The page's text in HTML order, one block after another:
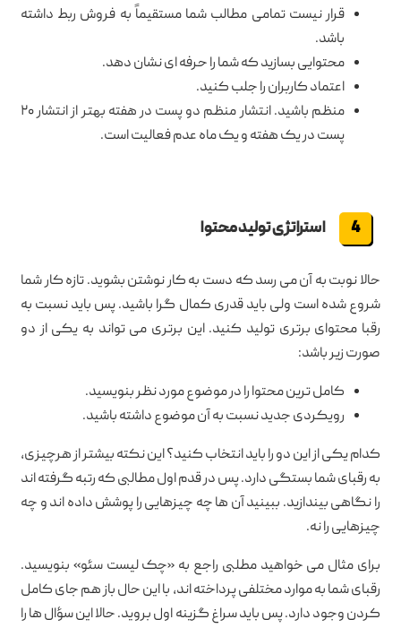
قرار نیست تمامی مطالب شما مستقیماً به فروش ربط داشته
باشد.
محتوایی بسازید که شما را حرفه ای نشان دهد.
اعتماد کاربران را جلب کنید.
منظم باشید. انتشار منظم دو پست در هفته بهتر از انتشار ۲۰
پست در یک هفته و یک ماه عدم فعالیت است.
استراتژی تولید محتوا
حالا نوبت به آن می رسد که دست به کار نوشتن بشوید. تازه کار شما
شروع شده است ولی باید قدری کمال گرا باشید. پس باید نسبت به
رقبا محتوای برتری تولید کنید. این برتری می تواند به یکی از دو
صورت زیر باشد:
کامل ترین محتوا را در موضوع مورد نظر بنویسید.
رویکردی جدید نسبت به آن موضوع داشته باشید.
کدام یکی از این دو را باید انتخاب کنید؟ این نکته بیشتر از هرچیزی،
به رقبای شما بستگی دارد. پس در قدم اول مطالبی که رتبه گرفته اند
را نگاهی بیندازید. ببینید آن ها چه چیزهایی را پوشش داده اند و چه
چیزهایی را نه.
برای مثال می خواهید مطلبی راجع به «چک لیست سئو» بنویسید.
رقبای شما به موارد مختلفی پرداخته اند، با این حال باز هم جای کامل
کردن وجود دارد. پس باید سراغ گزینه اول بروید. حالا این سؤال ها را